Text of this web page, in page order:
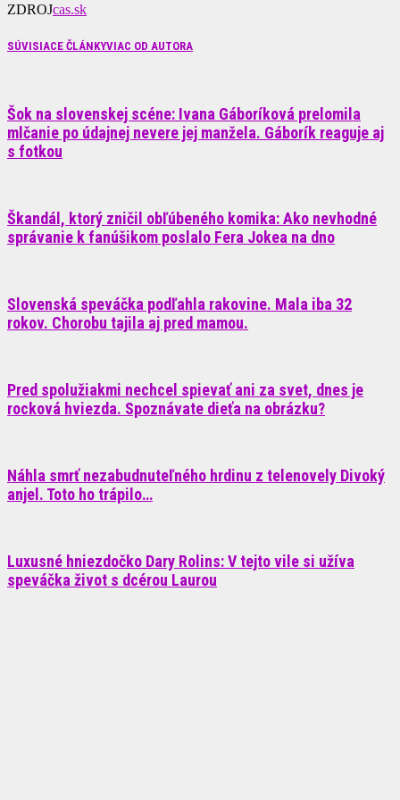
ZDROJcas.sk
SÚVISIACE ČLÁNKYVIAC OD AUTORA
Šok na slovenskej scéne: Ivana Gáboríková prelomila
mlčanie po údajnej nevere jej manžela. Gáborík reaguje aj
s fotkou
Škandál, ktorý zničil obľúbeného komika: Ako nevhodné
správanie k fanúšikom poslalo Fera Jokea na dno
Slovenská speváčka podľahla rakovine. Mala iba 32
rokov. Chorobu tajila aj pred mamou.
Pred spolužiakmi nechcel spievať ani za svet, dnes je
rocková hviezda. Spoznávate dieťa na obrázku?
Náhla smrť nezabudnuteľného hrdinu z telenovely Divoký
anjel. Toto ho trápilo…
Luxusné hniezdočko Dary Rolins: V tejto vile si užíva
speváčka život s dcérou Laurou